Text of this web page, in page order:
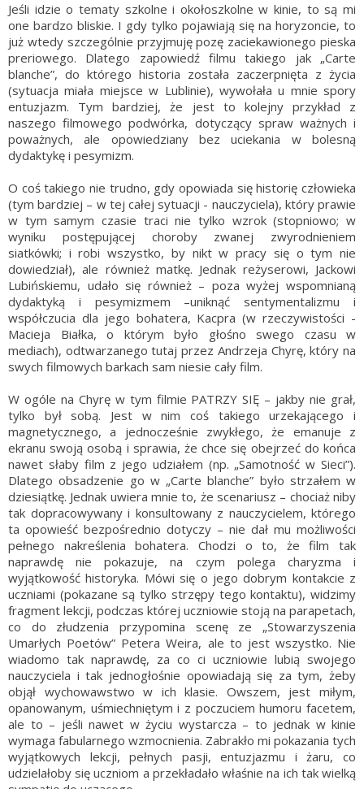
Jeśli idzie o tematy szkolne i okołoszkolne w kinie, to są mi
one bardzo bliskie. I gdy tylko pojawiają się na horyzoncie, to
już wtedy szczególnie przyjmuję pozę zaciekawionego pieska
preriowego. Dlatego zapowiedź filmu takiego jak „Carte
blanche”, do którego historia została zaczerpnięta z życia
(sytuacja miała miejsce w Lublinie), wywołała u mnie spory
entuzjazm. Tym bardziej, że jest to kolejny przykład z
naszego filmowego podwórka, dotyczący spraw ważnych i
poważnych, ale opowiedziany bez uciekania w bolesną
dydaktykę i pesymizm.
O coś takiego nie trudno, gdy opowiada się historię człowieka
(tym bardziej – w tej całej sytuacji - nauczyciela), który prawie
w tym samym czasie traci nie tylko wzrok (stopniowo; w
wyniku postępującej choroby zwanej zwyrodnieniem
siatkówki; i robi wszystko, by nikt w pracy się o tym nie
dowiedział), ale również matkę. Jednak reżyserowi, Jackowi
Lubińskiemu, udało się również – poza wyżej wspomnianą
dydaktyką i pesymizmem –uniknąć sentymentalizmu i
współczucia dla jego bohatera, Kacpra (w rzeczywistości -
Macieja Białka, o którym było głośno swego czasu w
mediach), odtwarzanego tutaj przez Andrzeja Chyrę, który na
swych filmowych barkach sam niesie cały film.
W ogóle na Chyrę w tym filmie PATRZY SIĘ – jakby nie grał,
tylko był sobą. Jest w nim coś takiego urzekającego i
magnetycznego, a jednocześnie zwykłego, że emanuje z
ekranu swoją osobą i sprawia, że chce się obejrzeć do końca
nawet słaby film z jego udziałem (np. „Samotność w Sieci”).
Dlatego obsadzenie go w „Carte blanche” było strzałem w
dziesiątkę. Jednak uwiera mnie to, że scenariusz – chociaż niby
tak dopracowywany i konsultowany z nauczycielem, którego
ta opowieść bezpośrednio dotyczy – nie dał mu możliwości
pełnego nakreślenia bohatera. Chodzi o to, że film tak
naprawdę nie pokazuje, na czym polega charyzma i
wyjątkowość historyka. Mówi się o jego dobrym kontakcie z
uczniami (pokazane są tylko strzępy tego kontaktu), widzimy
fragment lekcji, podczas której uczniowie stoją na parapetach,
co do złudzenia przypomina scenę ze „Stowarzyszenia
Umarłych Poetów” Petera Weira, ale to jest wszystko. Nie
wiadomo tak naprawdę, za co ci uczniowie lubią swojego
nauczyciela i tak jednogłośnie opowiadają się za tym, żeby
objął wychowawstwo w ich klasie. Owszem, jest miłym,
opanowanym, uśmiechniętym i z poczuciem humoru facetem,
ale to – jeśli nawet w życiu wystarcza – to jednak w kinie
wymaga fabularnego wzmocnienia. Zabrakło mi pokazania tych
wyjątkowych lekcji, pełnych pasji, entuzjazmu i żaru, co
udzielałoby się uczniom a przekładało właśnie na ich tak wielką